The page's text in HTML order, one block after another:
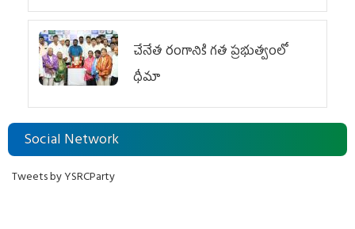
చేనేత రంగానికి గత ప్రభుత్వంలో
ధీమా
Social Network
Tweets by YSRCParty